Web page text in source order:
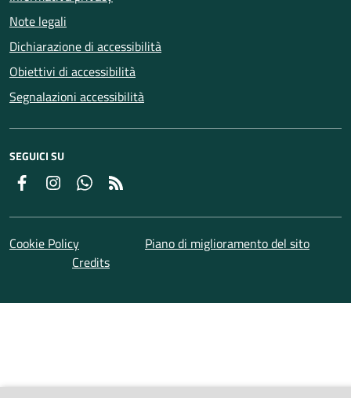
Note legali
Dichiarazione di accessibilità
Obiettivi di accessibilità
Segnalazioni accessibilità
SEGUICI SU
FacebookInstagramWhatsapp
Cookie Policy
Piano di miglioramento del sito
Credits